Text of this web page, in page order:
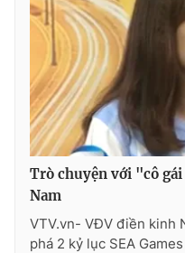
Trò chuyện với "cô
Nam
VTV.vn- VĐV điền kinh
phá 2 kỷ lục SEA